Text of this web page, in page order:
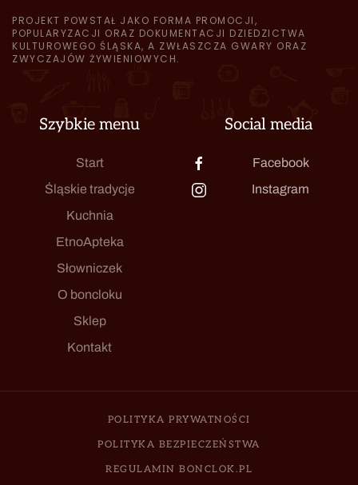
PROJEKT POWSTAŁ JAKO FORMA PROMOCJI,
POPULARYZACJI ORAZ DOKUMENTACJI DZIEDZICTWA
KULTUROWEGO ŚLĄSKA, A ZWŁASZCZA GWARY ORAZ
ZWYCZAJÓW ŻYWIENIOWYCH.
Szybkie menu
Start
Śląskie tradycje
Kuchnia
EtnoApteka
Słowniczek
O boncloku
Sklep
Kontakt
Social media
Facebook
Instagram
POLITYKA PRYWATNOŚCI
POLITYKA BEZPIECZEŃSTWA
REGULAMIN BONCLOK.PL